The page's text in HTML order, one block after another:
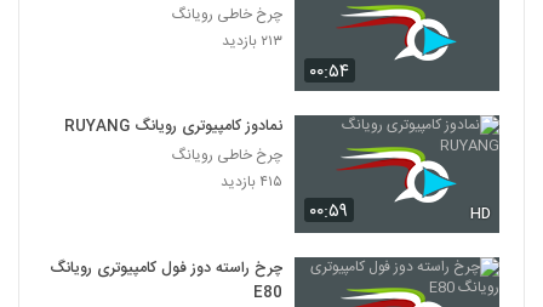
۰۰:۵۴
چرخ خاطی رویانگ
۲۱۳ بازدید
۰۰:۵۹ HD
نمادوز کامپیوتری رویانگ RUYANG
چرخ خاطی رویانگ
۴۱۵ بازدید
چرخ راسته دوز فول کامپیوتری رویانگ
E80